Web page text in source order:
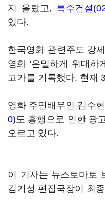
지 올랐고, 특수건설
있다.
한국영화 관련주도 강
영화 '은밀하게 위대하
고가를 기록했다. 현재
영화 주연배우인 김수
0)도 흥행으로 인한 광
오르고 있다.
이 기사는 뉴스토마토
김기성 편집국장이 최